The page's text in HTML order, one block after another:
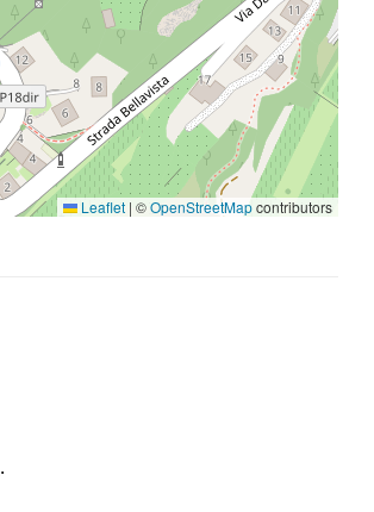
Leaflet | ©OpenStreetMapcontributors
.